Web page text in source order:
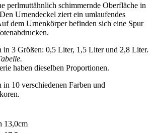
perlmuttähnlich schimmernde Oberfläche in
Urnendeckel ziert ein umlaufendes
dem Urnenkörper befinden sich eine Spur
in 3 Größen: 0,5 Liter, 1,5 Liter und 2,8 Liter.
haben dieselben Proportionen.
in 10 verschiedenen Farben und
13,0cm